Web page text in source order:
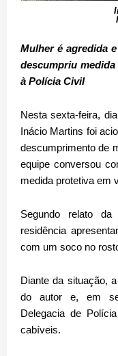
Mulher é agredida
descumpriu
à Polícia Civil
Nesta sexta-feira,
Inácio Martins foi
descumprimento de
equipe conversou
medida protetiva em
Segundo relato
residência
com um soco no
Diante da situação,
do autor e, em
Delegacia de
cabíveis.